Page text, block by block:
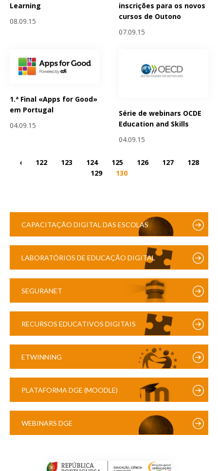
Learning
08.09.15
inscrições para os novos
cursos de Outono
07.09.15
1.ª Final «Apps for Good»
em Portugal
04.09.15
Série de webinars OCDE
Education and Skills
04.09.15
‹ 122 123 124 125 126 127
128
129
130
CAPACITAÇÃO DIGITAL DAS ESCOLAS
LABORATÓRIOS DE EDUCAÇÃO DIGITAL
SEGURANET
RECURSOS EDUCATIVOS DIGITAIS
ETWINNING
PLATAFORMA DGE (MOODLE)
WEBINARS DGE